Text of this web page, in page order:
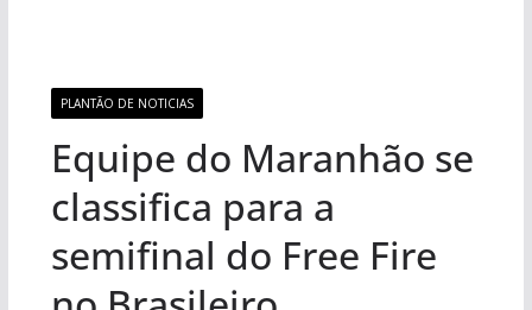
PLANTÃO DE NOTICIAS
Equipe do Maranhão se
classifica para a
semifinal do Free Fire